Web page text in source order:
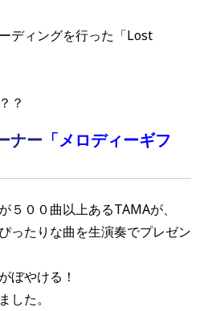
ディングを行った「Lost
？
ナー 「メロディーギフ
５００曲以上あるTAMAが、
ったりな曲を生演奏でプレゼン
ぼやける！
した。